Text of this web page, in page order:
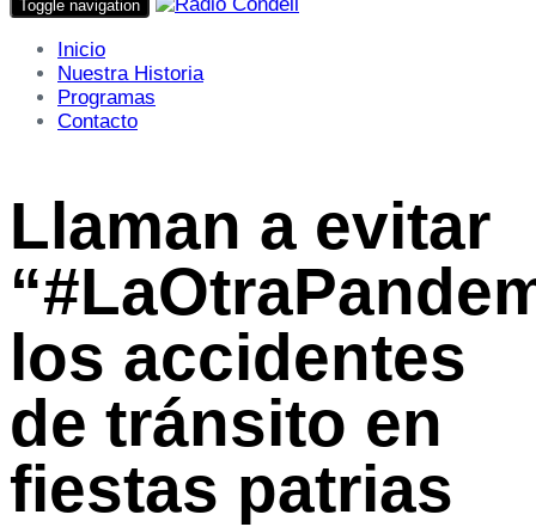
Toggle navigation
Inicio
Nuestra Historia
Programas
Contacto
Llaman a evitar
los accidentes
de tránsito en
fiestas patrias